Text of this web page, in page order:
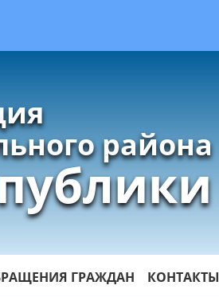
района
ГРАЖДАН КОНТАКТЫ